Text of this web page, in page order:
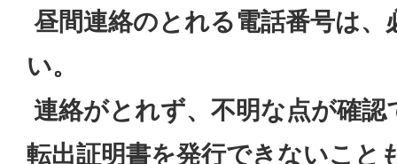
昼間連絡のとれる電話番号は、
い。
連絡がとれず、不明な点が確認
転出証明書を発行できないこと